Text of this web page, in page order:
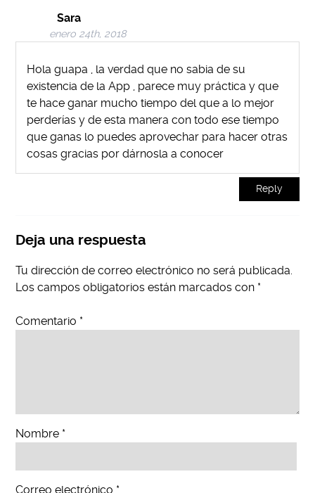
Sara
enero 24th, 2018
Hola guapa , la verdad que no sabia de su
existencia de la App , parece muy práctica y que
te hace ganar mucho tiempo del que a lo mejor
perderías y de esta manera con todo ese tiempo
que ganas lo puedes aprovechar para hacer otras
cosas gracias por dárnosla a conocer
Reply
Deja una respuesta
Tu dirección de correo electrónico no será publicada.
Los campos obligatorios están marcados con *
Comentario *
Nombre *
Correo electrónico *